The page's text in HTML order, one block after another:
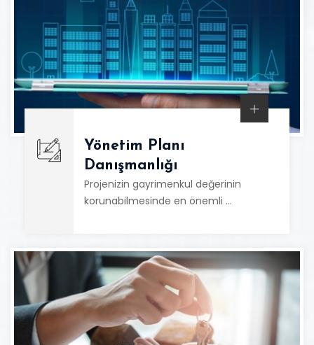
Yönetim Planı
Danışmanlığı
Projenizin gayrimenkul değerinin
korunabilmesinde en önemli …